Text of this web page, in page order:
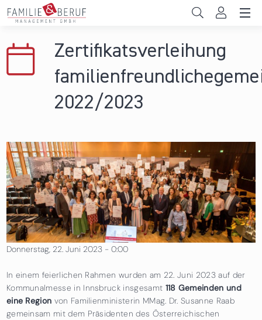
Direkt zum Inhalt
Hochschulen
Das sind wir
News & Events
Zertifikatsverleihung
2022/2023
Donnerstag, 22. Juni 2023 - 0:00
In einem feierlichen Rahmen wurden am 22. Juni 2023 auf der
Kommunalmesse in Innsbruck insgesamt 118 Gemeinden und
eine Region von Familienministerin MMag. Dr. Susanne Raab
gemeinsam mit dem Präsidenten des Österreichischen